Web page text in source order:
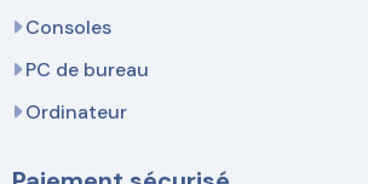
Consoles
PC de bureau
Ordinateur